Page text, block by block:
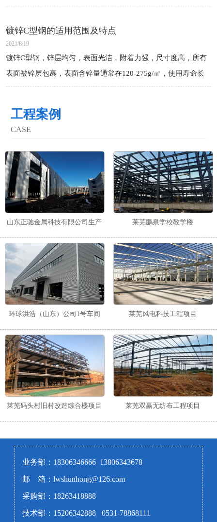
栏、建筑钢结构、仓储、导轨、龙骨钢、蔬菜大棚、管道支架、
镀锌C型钢的适用范围及特点
2021/8/19
镀锌C型钢，锌层均匀，表面光洁，附着力强，尺寸度高，所有
表面被锌层包裹，表面含锌量通常在120-275g/㎡，使用寿命长
抗腐蚀经久耐用，是防护力很好的一种镀锌C型钢质高。
工程案例
CASE
山东正驰金属科技有限公司生产
莱芜鹏泉学校教学楼
环球洪浩（山东）公司1号车间 莱芜风电科技工程项目
莱芜码头村旧村改造综合楼项目 莱芜双赢无纺布工程项目
业务部：18306346666 13806343678
邮 箱：lwshunhong@126.com
采购部：18263418888
技术部：15206342888 0531-78868111